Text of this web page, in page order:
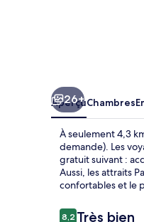
26+
AperçuChambres
À seulement 4,3
demande). Les
gratuit suivant :
Aussi, les attraits
confortables et le
Avis
8,2 Très bien